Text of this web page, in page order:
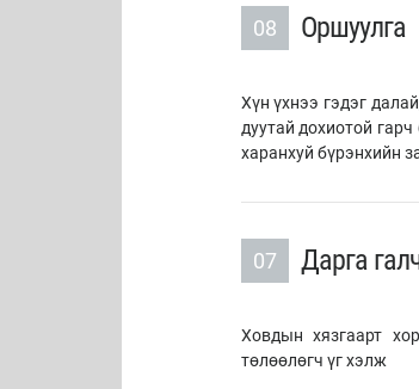
08 Оршуулга
Хүн үхнээ гэдэг
дуутай дохиотой
харанхуй бүрэнхийн
07 Дарга
Ховдын хязгаарт
төлөөлөгч үг хэлж